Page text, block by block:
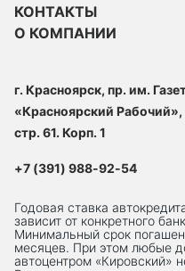
КОНТАКТЫ
О КОМПАНИИ
г. Красноярск, пр. им.
«Красноярский Рабочий»,
стр. 61. Корп. 1
+7 (391) 988-92-54
Годовая ставка
зависит от конкретного
Минимальный срок
месяцев. При этом любые
автоцентром «Кировский»